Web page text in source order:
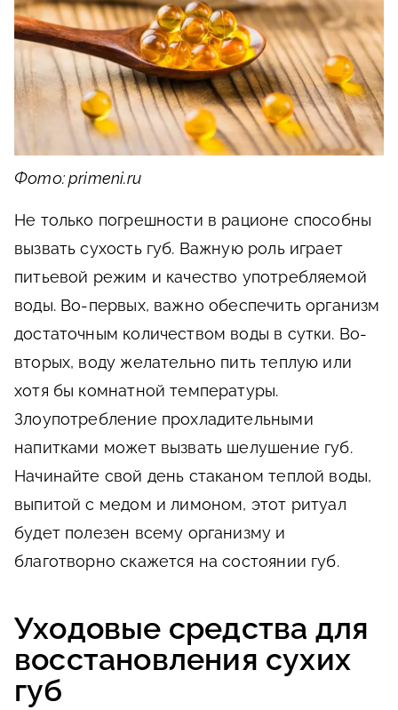
Фото: primeni.ru
Не только погрешности в рационе способны
вызвать сухость губ. Важную роль играет
питьевой режим и качество употребляемой
воды. Во-первых, важно обеспечить организм
достаточным количеством воды в сутки. Во-
вторых, воду желательно пить теплую или
хотя бы комнатной температуры.
Злоупотребление прохладительными
напитками может вызвать шелушение губ.
Начинайте свой день стаканом теплой воды,
выпитой с медом и лимоном, этот ритуал
будет полезен всему организму и
благотворно скажется на состоянии губ.
Уходовые средства для
восстановления сухих
губ